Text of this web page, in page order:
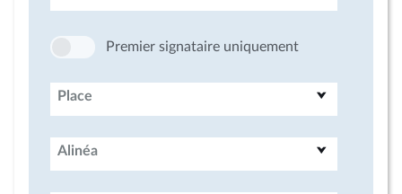
Premier signataire uniquement
Place
Alinéa